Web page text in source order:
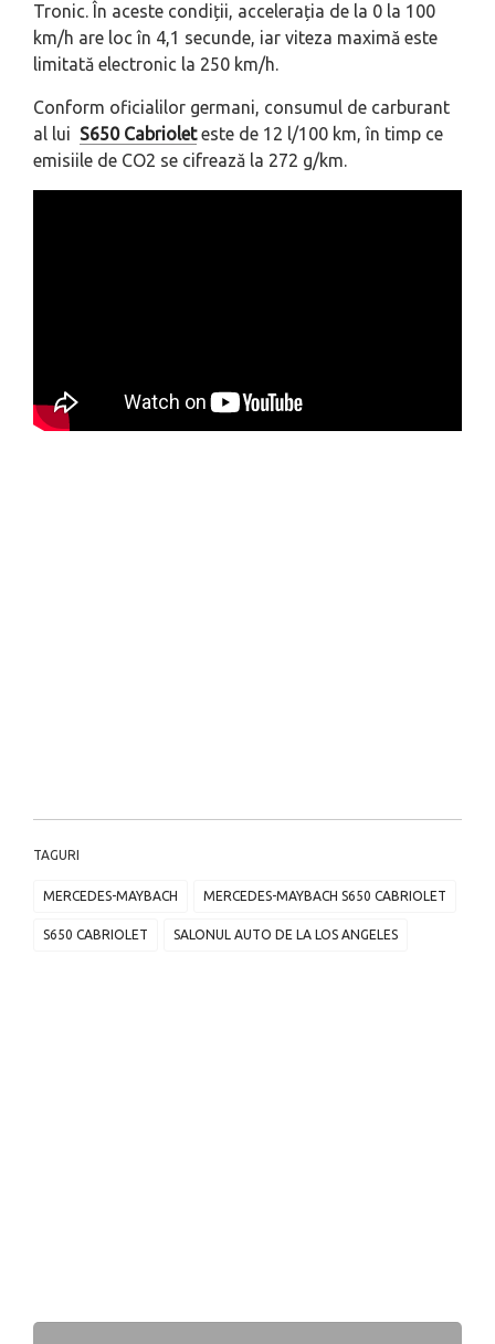
Tronic. În aceste condiții, accelerația de la 0 la 100
km/h are loc în 4,1 secunde, iar viteza maximă este
limitată electronic la 250 km/h.
Conform oficialilor germani, consumul de carburant
al lui S650 Cabrioleteste de 12 l/100 km, în timp ce
emisiile de CO2 se cifrează la 272 g/km.
TAGURI
MERCEDES-MAYBACH MERCEDES-MAYBACH S650 CABRIOLET
S650 CABRIOLET SALONUL AUTO DE LA LOS ANGELES